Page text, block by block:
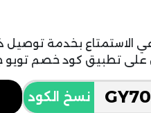
الاستمتاع بخدمة
كود خصم تويو جديد 50% على طلبيتك
نسخ الكود